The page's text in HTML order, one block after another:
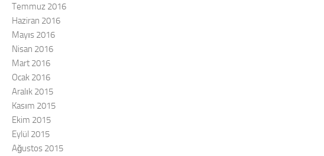
Temmuz 2016
Haziran 2016
Mayıs 2016
Nisan 2016
Mart 2016
Ocak 2016
Aralık 2015
Kasım 2015
Ekim 2015
Eylül 2015
Ağustos 2015